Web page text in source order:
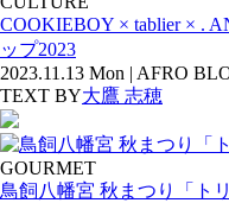
COOKIEBOY × tablier × .
ップ2023
2023.11.13 Mon | AFRO
TEXT BY大鷹 志穂
GOURMET
鳥飼八幡宮 秋まつり「ト